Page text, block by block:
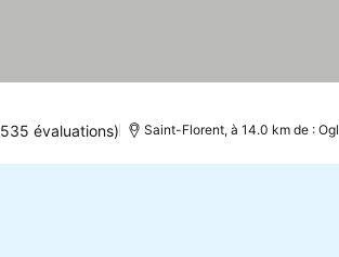
évaluations) Saint-Florent, à 14.0 km de :